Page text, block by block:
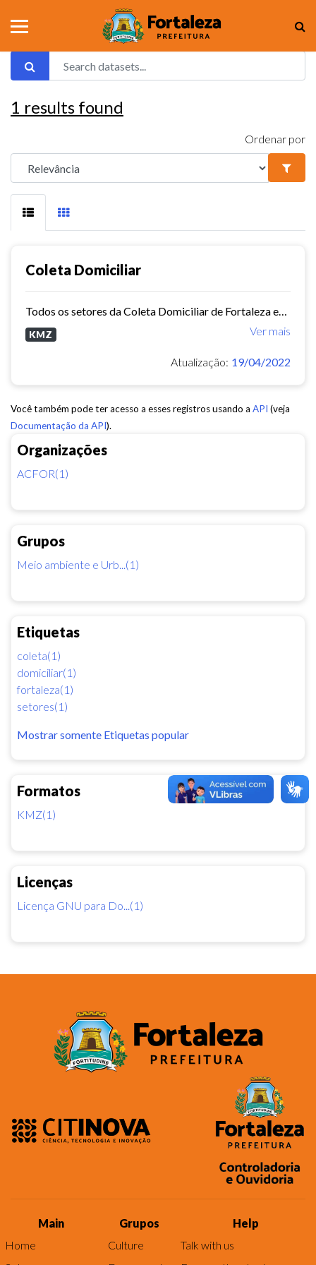
Organizações
ACFOR(1)
Grupos
Meio ambiente e Urb...(1)
Etiquetas
coleta(1)
domiciliar(1)
fortaleza(1)
setores(1)
Mostrar somente Etiquetas popular
Formatos
KMZ(1)
Licenças
Licença GNU para Do...(1)
1 results found
Ordenar por
Coleta Domiciliar
Ver mais
KMZ
Atualização: 19/04/2022
Você também pode ter acesso a esses registros usando a API (veja
Documentação da API).
Main
Home
Grupos
Culture
Help
Talk with us